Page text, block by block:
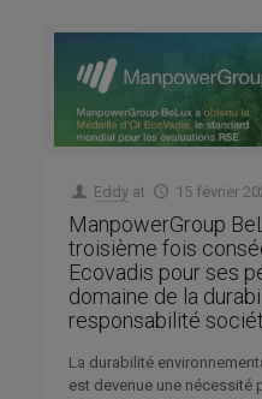
Eddy at 15 février
ManpowerGroup
troisième fois
Ecovadis pour ses
domaine de la
responsabilité
La durabilité
est devenue une nécessité